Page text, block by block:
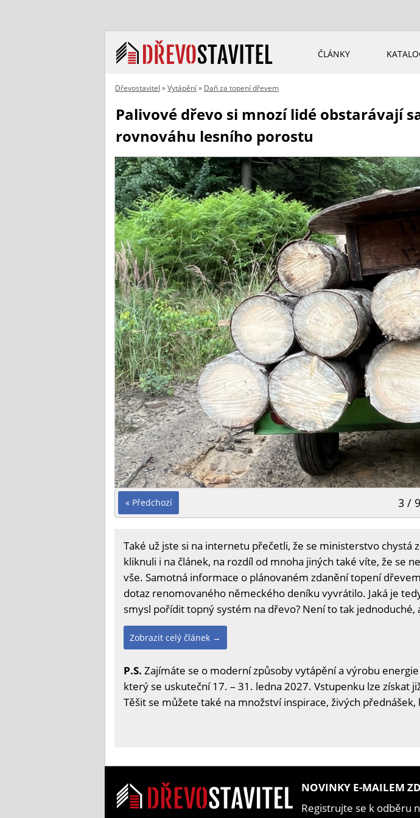
ČLÁNKY
Dřevostavitel »Vytápění» Daň za topení dřevem
Palivové dřevo si mnozí lidé obstarávají
rovnováhu lesního porostu
« Předchozí 3 / 9
Také už jste si na internetu přečetli, že se ministerstvo
kliknuli i na článek, na rozdíl od mnoha jiných také víte, že se
vše. Samotná informace o plánovaném zdanění topení
dotaz renomovaného německého deníku vyvrátilo. Jaká je
smysl pořídit topný systém na dřevo? Není to tak
Zobrazit celý článek →
P.S. Zajímáte se o moderní způsoby vytápění a výrobu
který se uskuteční 17. – 31. ledna 2027. Vstupenku lze získat
Těšit se můžete také na množství inspirace, živých
NOVINKY E-MAILEM
Registrujte se k odběru